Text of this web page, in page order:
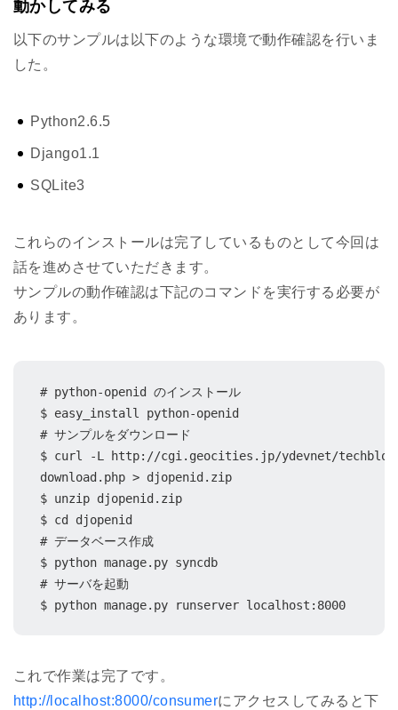
動かしてみる
以下のサンプルは以下のような環境で動作確認を行いま
した。
Python2.6.5
Django1.1
SQLite3
これらのインストールは完了しているものとして今回は
話を進めさせていただきます。
サンプルの動作確認は下記のコマンドを実行する必要が
あります。
# python-openid のインストール
$ easy_install python-openid
# サンプルをダウンロード
$ curl -L http://cgi.geocities.jp/ydevnet/techblog/
download.php > djopenid.zip
$ unzip djopenid.zip
$ cd djopenid
# データベース作成
$ python manage.py syncdb
# サーバを起動
$ python manage.py runserver localhost:8000
これで作業は完了です。
http://localhost:8000/consumerにアクセスしてみると下